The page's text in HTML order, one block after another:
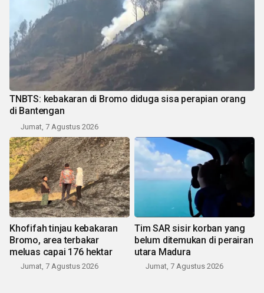
TNBTS: kebakaran di Bromo diduga sisa perapian orang
di Bantengan
Jumat, 7 Agustus 2026
Khofifah tinjau kebakaran
Bromo, area terbakar
meluas capai 176 hektar
Jumat, 7 Agustus 2026
Tim SAR sisir korban yang
belum ditemukan di perairan
utara Madura
Jumat, 7 Agustus 2026